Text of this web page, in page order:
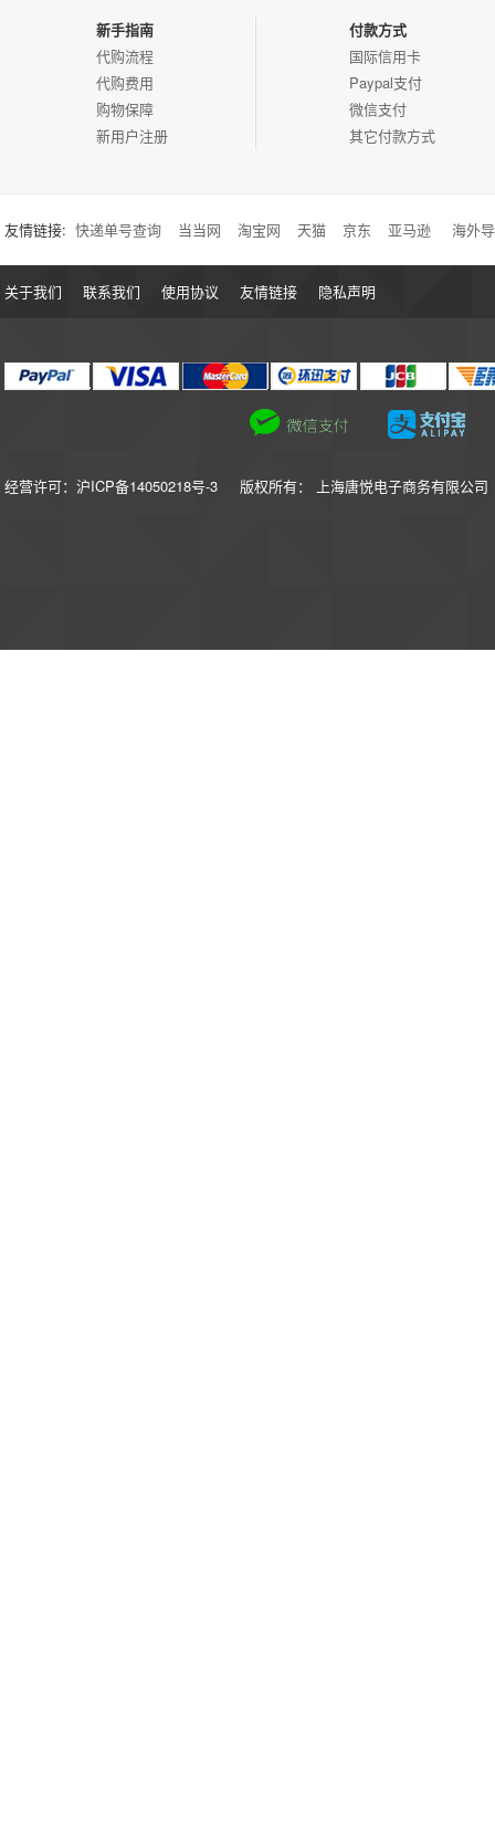
新手指南
代购流程
代购费用
购物保障
新用户注册
付款方式
国际信用卡
Paypal支付
微信支付
其它付款方式
友情链接: 快递单号查询 当当网 淘宝网 天猫 京东 亚马逊 海外
关于我们 联系我们 使用协议 友情链接 隐私声明
经营许可：沪ICP备14050218号-3 版权所有： 上海唐悦电子商务有限公司